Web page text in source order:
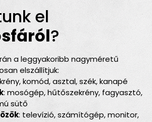
el
?
a leggyakoribb nagyméretű
elszállítjuk:
komód, asztal, szék, kanapé
: mosógép, hűtőszekrény, fagyasztó,
sütő
: televízió, számítógép, monitor,